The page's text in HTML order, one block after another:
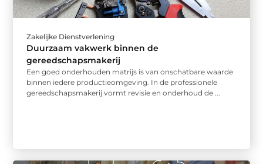
Zakelijke Dienstverlening
Duurzaam vakwerk binnen de
gereedschapsmakerij
Een goed onderhouden matrijs is van onschatbare waarde
binnen iedere productieomgeving. In de professionele
gereedschapsmakerij vormt revisie en onderhoud de ...